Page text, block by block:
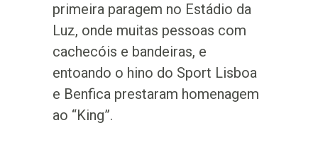
primeira paragem no Estádio da
Luz, onde muitas pessoas com
cachecóis e bandeiras, e
entoando o hino do Sport Lisboa
e Benfica prestaram homenagem
ao “King”.